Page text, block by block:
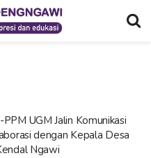
UGM Jalin Komunikasi
dengan Kepala Desa
Ngawi